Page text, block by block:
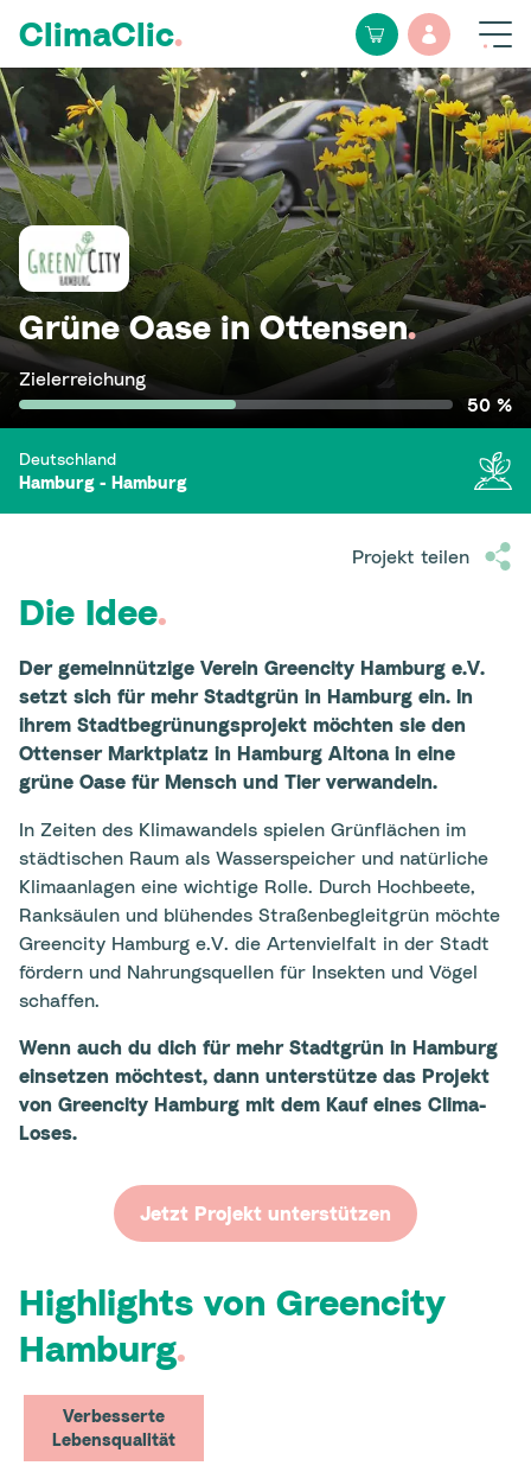
ClimaClic.
Grüne Oase in Ottensen.
Zielerreichung
50 %
Deutschland
Hamburg - Hamburg
Projekt teilen
Die Idee.
Der gemeinnützige Verein Greencity Hamburg e.V.
setzt sich für mehr Stadtgrün in Hamburg ein. In
ihrem Stadtbegrünungsprojekt möchten sie den
Ottenser Marktplatz in Hamburg Altona in eine
grüne Oase für Mensch und Tier verwandeln.
In Zeiten des Klimawandels spielen Grünflächen im
städtischen Raum als Wasserspeicher und natürliche
Klimaanlagen eine wichtige Rolle. Durch Hochbeete,
Ranksäulen und blühendes Straßenbegleitgrün möchte
Greencity Hamburg e.V. die Artenvielfalt in der Stadt
fördern und Nahrungsquellen für Insekten und Vögel
schaffen.
Wenn auch du dich für mehr Stadtgrün in Hamburg
einsetzen möchtest, dann unterstütze das Projekt
von Greencity Hamburg mit dem Kauf eines Clima-
Loses.
Jetzt Projekt unterstützen
Highlights von Greencity
Hamburg.
Verbesserte
Lebensqualität